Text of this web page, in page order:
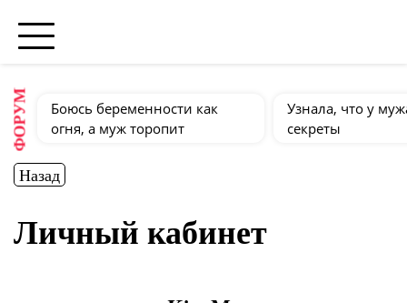
ФОРУМ
Боюсь беременности как
огня, а муж торопит
Узнала, что у
секреты
Назад
Личный кабинет